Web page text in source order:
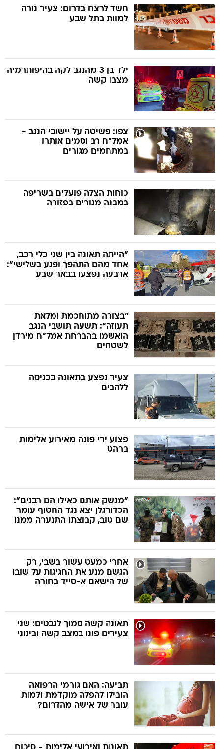
חשד לרצח בדרום: צעיר נורה
למוות בתל שבע
ילד בן 3 מהנגב לקה בהיפותרמיה
מצבו קשה
צפו: פשיטה על יישובי הנגב -
אמל"ח רב וסמים אותרו
במתחמים מגורים
כוחות הצלה פועלים בשריפה
במבנה מגורים בפזורה
"הייתה תאונה בין שני כלי רכב,
אחד מהם התהפך ופגע בשלישי":
ארבעה נפצעו בבאר שבע
"בצורה מתוחכמת ומלאת
תעוזה": תשעה תושבי הנגב
הואשמו בהברחת אמל"ח מירדן
לשטחים
צעיר נפצע בתאונה בכניסה
ללהבים
פצוע ירי פונה מאירוע אלימות
ברהט
"מנשק אותם כאילו הם רבנים":
הכדורגלן יצא נגד החטוף עומר
שם טוב, קבוצתו התנערה ממנו
אחרי כמעט עשור בשבי, רק
הגשם מנע את החגיגות על שובו
של הישאם א-סייד בחורה
תאונה קשה סמוך לנבטים: שני
צעירים פונו במצב קשה ובינוני
תביעה: האם גורמי הרפואה
הובילו להפלה מוקדמת ולמות
עובר של אישה מהדרום?
תאונות ואירועי אלימות - סיכום